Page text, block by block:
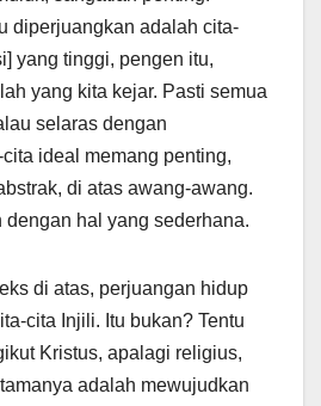
diperjuangkan adalah cita-
yang tinggi, pengen itu,
yang kita kejar. Pasti semua
selaras dengan
ideal memang penting,
di atas awang-awang.
dengan hal yang sederhana.
di atas, perjuangan hidup
cita Injili. Itu bukan? Tentu
Kristus, apalagi religius,
adalah mewujudkan